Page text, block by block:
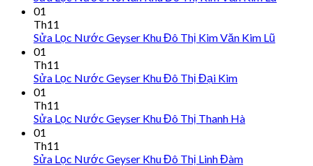
01
Th11
Sửa Lọc Nước Geyser Khu Đô Thị Kim Văn Kim Lũ
01
Th11
Sửa Lọc Nước Geyser Khu Đô Thị Đại Kim
01
Th11
Sửa Lọc Nước Geyser Khu Đô Thị Thanh Hà
01
Th11
Sửa Lọc Nước Geyser Khu Đô Thị Linh Đàm